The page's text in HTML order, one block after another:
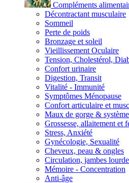
Compléments
Décontractant musculaire
Sommeil
Perte de poids
Bronzage et soleil
Vieillissement Oculaire
Tension, Cholestérol,
Confort urinaire
Digestion, Transit
Vitalité - Immunité
Symptômes Ménopause
Confort articulaire et
Maux de gorge &
Grossesse, allaitement et
Stress, Anxiété
Gynécologie, Sexualité
Cheveux, peau & ongles
Circulation, jambes
Mémoire - Concentration
Anti-âge